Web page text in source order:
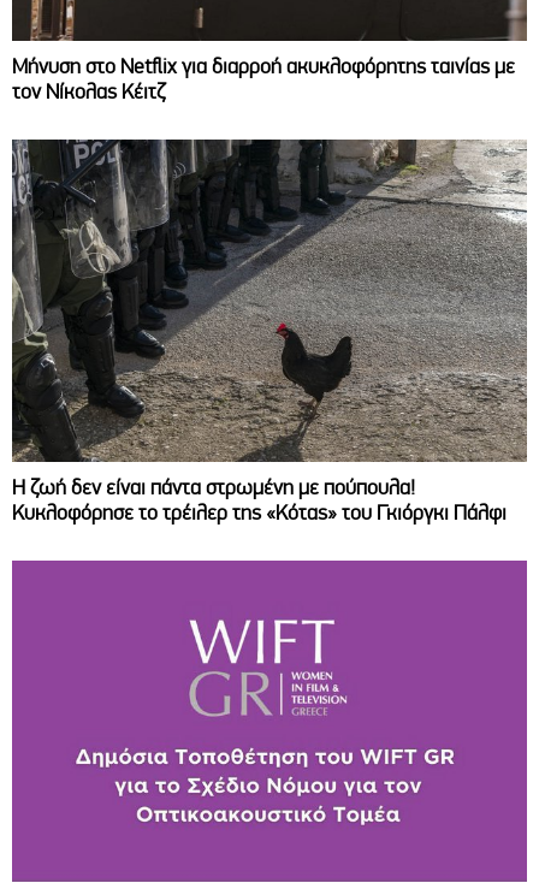
Μήνυση στο Netflix για διαρροή ακυκλοφόρητης ταινίας με
τον Νίκολας Κέιτζ
Η ζωή δεν είναι πάντα στρωμένη με πούπουλα!
Κυκλοφόρησε το τρέιλερ της «Κότας» του Γκιόργκι Πάλφι